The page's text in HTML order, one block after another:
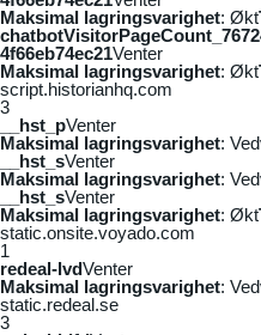
Maksimal lagringsvarighet: Økt
4f66eb74ec21Venter
Maksimal lagringsvarighet: Økt
script.historianhq.com
3
__hst_pVenter
Maksimal lagringsvarighet:
__hst_sVenter
Maksimal lagringsvarighet:
__hst_sVenter
Maksimal lagringsvarighet: Økt
static.onsite.voyado.com
1
redeal-lvdVenter
Maksimal lagringsvarighet:
static.redeal.se
3